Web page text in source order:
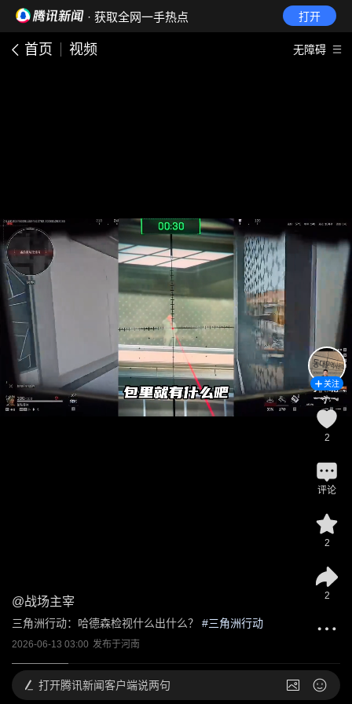
· 获取全网一手热点 打开
首页 视频 无障碍
@战场主宰
三角洲行动：哈德森检视什么出什么？ #三角洲行动
2026-06-13 03:00 发布于河南
关注
2
评论
2
2
打开腾讯新闻客户端说两句